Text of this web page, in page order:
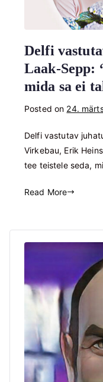
Delfi
Laak-Sepp:
mida sa ei
Posted on 24.
Delfi vastutav
Virkebau, Erik
tee teistele seda,
Read More